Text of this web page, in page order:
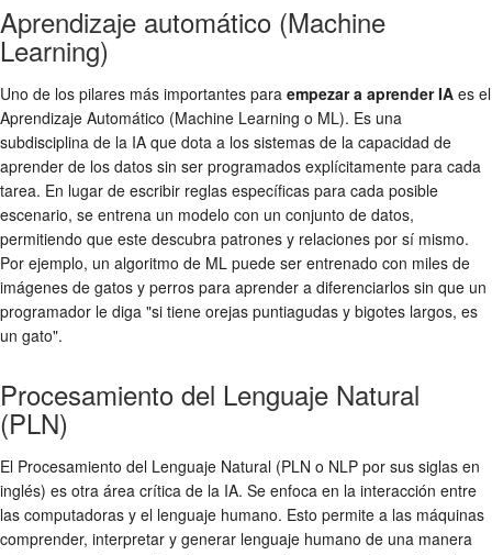
Aprendizaje automático (Machine
Learning)
Uno de los pilares más importantes para empezar a aprender IA es el
Aprendizaje Automático (Machine Learning o ML). Es una
subdisciplina de la IA que dota a los sistemas de la capacidad de
aprender de los datos sin ser programados explícitamente para cada
tarea. En lugar de escribir reglas específicas para cada posible
escenario, se entrena un modelo con un conjunto de datos,
permitiendo que este descubra patrones y relaciones por sí mismo.
Por ejemplo, un algoritmo de ML puede ser entrenado con miles de
imágenes de gatos y perros para aprender a diferenciarlos sin que un
programador le diga "si tiene orejas puntiagudas y bigotes largos, es
un gato".
Procesamiento del Lenguaje Natural
(PLN)
El Procesamiento del Lenguaje Natural (PLN o NLP por sus siglas en
inglés) es otra área crítica de la IA. Se enfoca en la interacción entre
las computadoras y el lenguaje humano. Esto permite a las máquinas
comprender, interpretar y generar lenguaje humano de una manera